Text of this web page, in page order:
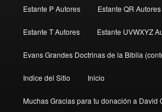
Estante P Autores Estante QR Autores
Estante T Autores Estante UVWXYZ
Evans Grandes Doctrinas de la Biblia
Indice del Sitio Inicio
Muchas Gracias para tu donación a David